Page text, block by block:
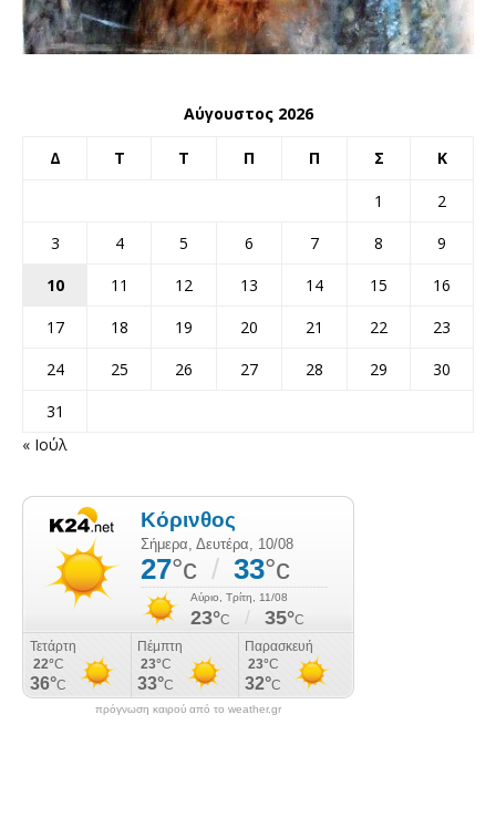
Αύγουστος 2026
Δ Τ Τ Π Π Σ Κ
1
2
3
4 5 6 7 8
9
10
11 12 13 14 15
16
17
18 19 20 21 22
23
24
25 26 27 28 29
30
31
« Ιούλ
πρόγνωση καιρού από το weather.gr